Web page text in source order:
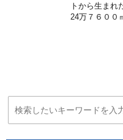
トから生まれ
24万７６００